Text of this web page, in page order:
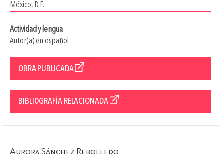
México, D.F.
Actividad y lengua
Autor(a) en español
OBRA PUBLICADA
BIBLIOGRAFÍA RELACIONADA
Aurora Sánchez Rebolledo